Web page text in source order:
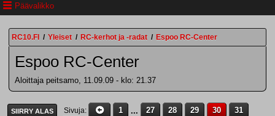
Päävalikko
RC10.FI / Yleiset / RC-kerhot ja -radat / Espoo RC-Center
Espoo RC-Center
Aloittaja peitsamo, 11.09.09 - klo: 21.37
SIIRRY ALAS Sivuja 1 ... 27 28 29 30
31